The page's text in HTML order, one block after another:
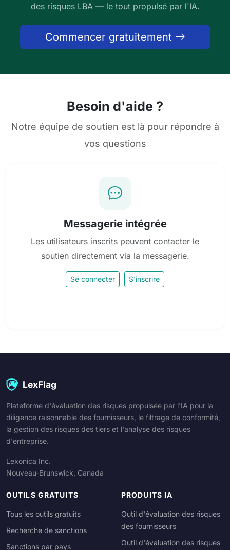
des risques LBA — le tout propulsé par l'IA.
Commencer gratuitement
Besoin d'aide ?
Notre équipe de soutien est là pour répondre à
vos questions
Messagerie intégrée
Les utilisateurs inscrits peuvent contacter le
soutien directement via la messagerie.
Se connecter S'inscrire
LexFlag
Plateforme d'évaluation des risques propulsée par l'IA pour la
diligence raisonnable des fournisseurs, le filtrage de conformité,
la gestion des risques des tiers et l'analyse des risques
d'entreprise.
Lexonica Inc.
Nouveau-Brunswick, Canada
OUTILS GRATUITS
Tous les outils gratuits
Recherche de sanctions
Sanctions par pays
PRODUITS IA
Outil d'évaluation des risques
des fournisseurs
Outil d'évaluation des risques